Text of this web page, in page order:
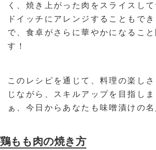
く、焼き上がった肉をスライスし
ドイッチにアレンジすることもで
で、食卓がさらに華やかになるこ
す！
このレシピを通じて、料理の楽し
じながら、スキルアップを目指しま
ぁ、今日からあなたも味噌漬けの名
鶏もも肉の焼き方